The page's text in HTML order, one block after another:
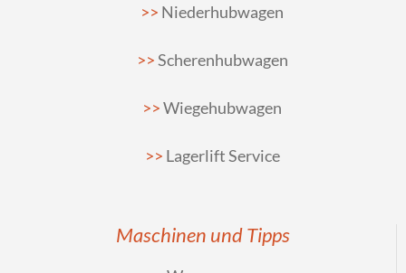
Niederhubwagen
Scherenhubwagen
Wiegehubwagen
Lagerlift Service
Maschinen und Tipps